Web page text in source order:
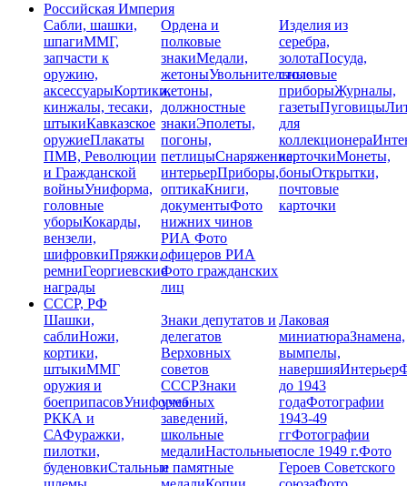
Российская Империя
Сабли, шашки,
шпагиММГ,
запчасти к
оружию,
аксессуарыКортики,
кинжалы, тесаки,
штыкиКавказское
оружиеПлакаты
ПМВ, Революции
и Гражданской
войныУниформа,
головные
уборыКокарды,
вензели,
шифровкиПряжки,
ремниГеоргиевские
награды
Ордена и
полковые
знакиМедали,
жетоныУвольнительные
жетоны,
должностные
знакиЭполеты,
погоны,
петлицыСнаряжение,
интерьерПриборы,
оптикаКниги,
документыФото
нижних чинов
РИАФото
офицеров РИА
Фото гражданских
лиц
Изделия из
серебра,
золотаПосуда,
столовые
приборыЖурналы,
газетыПуговицы
для
коллекционера
карточкиМонеты,
боныОткрытки,
почтовые
карточки
СССР, РФ
Шашки,
саблиНожи,
кортики,
штыкиММГ
оружия и
боеприпасовУниформа
РККА и
САФуражки,
пилотки,
буденовкиСтальные
Знаки депутатов и
делегатов
Верховных
советов
СССРЗнаки
учебных
заведений,
школьные
медалиНастольные
и памятные
Лаковая
миниатюраЗнамена,
вымпелы,
навершияИнтерьер
до 1943
годаФотографии
1943-49
ггФотографии
после 1949 г.Фото
Героев Советского